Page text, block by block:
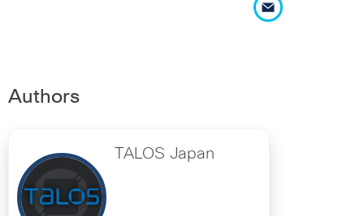
Authors
TALOS Japan